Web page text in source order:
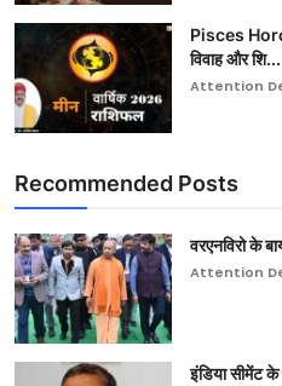
Pisces
विवाह और शि...
Attention
Recommended Posts
वरएनविरो के
Attention
इंडिया सीमेंट